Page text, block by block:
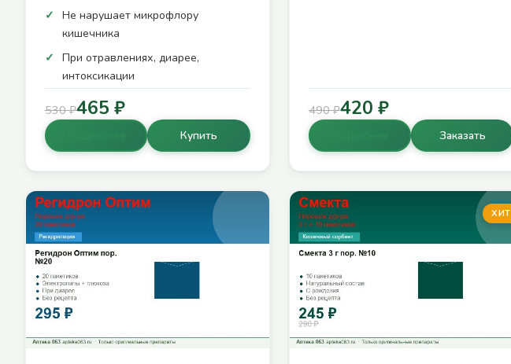
Не нарушает микрофлору
кишечника
При отравлениях, диарее,
интоксикации
530 ₽465 ₽
Купить
490 ₽420 ₽
Заказать
ХИТ